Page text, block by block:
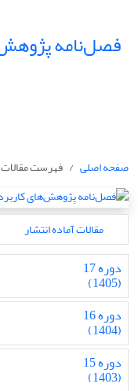
فصل‌نامه
صفحه اصلی فهرست مقالات
مقالات آماده انتشار
دوره 17
(1405)
دوره 16
(1404)
دوره 15
(1403)